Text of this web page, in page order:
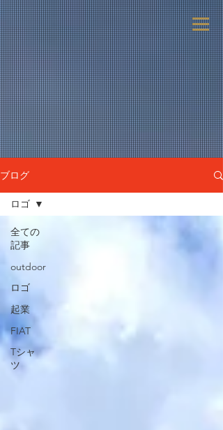
ブログ
全ての
記事
outdoor
ロゴ
起業
FIAT
Tシャ
ツ
ロゴ